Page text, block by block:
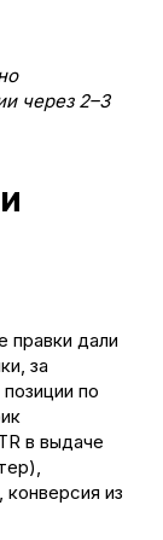
через 2–3
правки дали
за
по
в выдаче
конверсия из